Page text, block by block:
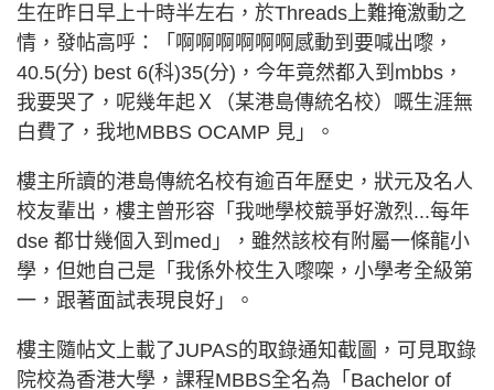
生在昨日早上十時半左右，於Threads上難掩激動之
情，發帖高呼：「啊啊啊啊啊啊感動到要喊出嚟，
40.5(分) best 6(科)35(分)，今年竟然都入到mbbs，
我要哭了，呢幾年起Ｘ（某港島傳統名校）嘅生涯無
白費了，我地MBBS OCAMP 見」。
樓主所讀的港島傳統名校有逾百年歷史，狀元及名人
校友輩出，樓主曾形容「我哋學校競爭好激烈...每年
dse 都廿幾個入到med」，雖然該校有附屬一條龍小
學，但她自己是「我係外校生入嚟㗎，小學考全級第
一，跟著面試表現良好」。
樓主隨帖文上載了JUPAS的取錄通知截圖，可見取錄
院校為香港大學，課程MBBS全名為「Bachelor of